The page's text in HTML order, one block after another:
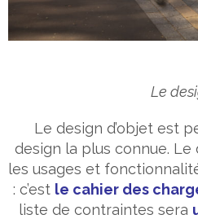
Le
Le design d’objet est
design la plus connue.
les usages et
: c’est le cahier des
liste de contraintes sera